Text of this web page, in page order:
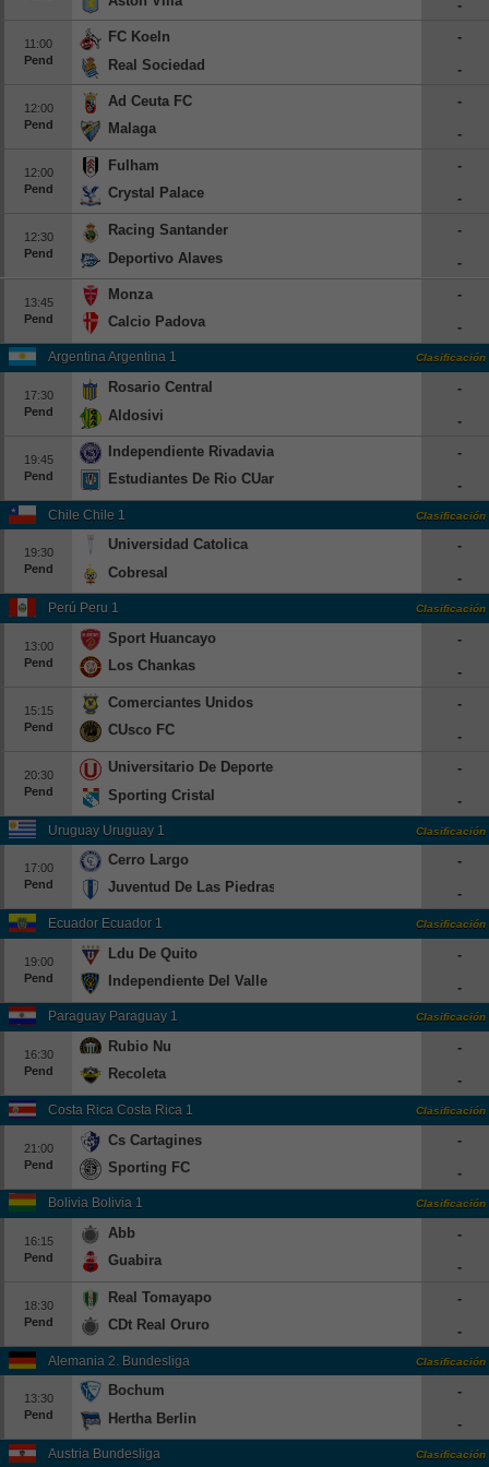
-
11:00
Pend
FC Koeln
Real Sociedad
-
-
12:00
Pend
Ad Ceuta FC
Malaga
-
-
12:00
Pend
Fulham
Crystal Palace
-
-
12:30
Pend
Racing Santander
Deportivo Alaves
-
-
13:45
Pend
Monza
Calcio Padova
-
-
Argentina Argentina 1 Clasificación
17:30
Pend
Rosario Central
Aldosivi
-
-
19:45
Pend
Independiente Rivadavia
Estudiantes De Rio CUarto
-
-
Chile Chile 1 Clasificación
19:30
Pend
Universidad Catolica
Cobresal
-
-
Perú Peru 1 Clasificación
13:00
Pend
Sport Huancayo
Los Chankas
-
-
15:15
Pend
Comerciantes Unidos
CUsco FC
-
-
20:30
Pend
Universitario De Deportes
Sporting Cristal
-
-
Uruguay Uruguay 1 Clasificación
17:00
Pend
Cerro Largo
Juventud De Las Piedras
-
-
Ecuador Ecuador 1 Clasificación
19:00
Pend
Ldu De Quito
Independiente Del Valle
-
-
Paraguay Paraguay 1 Clasificación
16:30
Pend
Rubio Nu
Recoleta
-
-
Costa Rica Costa Rica 1 Clasificación
21:00
Pend
Cs Cartagines
Sporting FC
-
-
Bolivia Bolivia 1 Clasificación
16:15
Pend
Abb
Guabira
-
-
18:30
Pend
Real Tomayapo
CDt Real Oruro
-
-
Alemania 2. Bundesliga Clasificación
13:30
Pend
Bochum
Hertha Berlin
-
-
Austria Bundesliga Clasificación
Europa League
Supercopa Europa
Partidos amistosos
Partidos televisados
Baloncesto
Europa
Euroliga
Eurocup
ACB
LEB
Estados Unidos
NBA
Tenis
Beisbol
Hockey
Fútbol Americano
Clasificación
Casas de Apuestas